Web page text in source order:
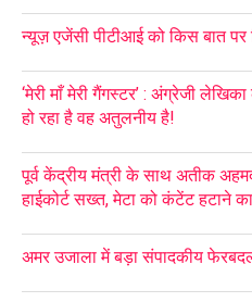
न्यूज़ एजेंसी पीटीआई को किस बात पर
‘मेरी माँ मेरी गैंगस्टर’ : अंग्रेजी
हो रहा है वह अतुलनीय है!
पूर्व केंद्रीय मंत्री के साथ अतीक
हाईकोर्ट सख्त, मेटा को कंटेंट हटाने
अमर उजाला में बड़ा संपादकीय